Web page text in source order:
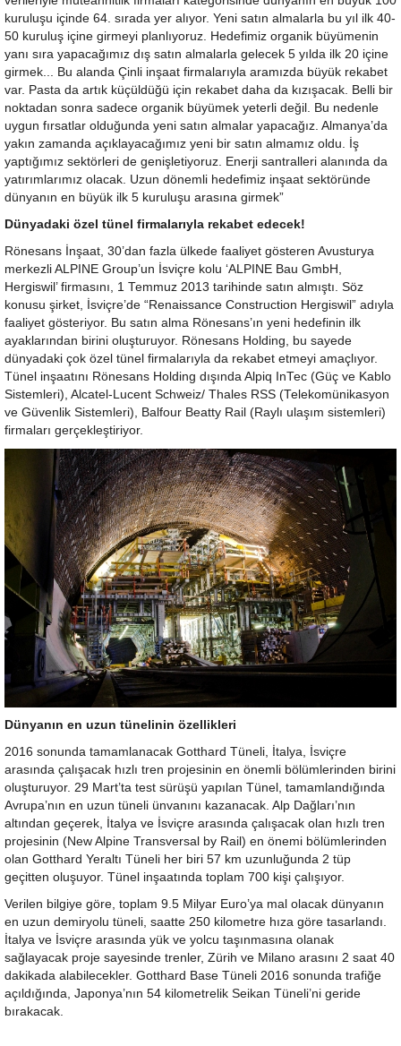
kuruluşu içinde 64. sırada yer alıyor. Yeni satın almalarla bu yıl ilk 40-
50 kuruluş içine girmeyi planlıyoruz. Hedefimiz organik büyümenin
yanı sıra yapacağımız dış satın almalarla gelecek 5 yılda ilk 20 içine
girmek... Bu alanda Çinli inşaat firmalarıyla aramızda büyük rekabet
var. Pasta da artık küçüldüğü için rekabet daha da kızışacak. Belli bir
noktadan sonra sadece organik büyümek yeterli değil. Bu nedenle
uygun fırsatlar olduğunda yeni satın almalar yapacağız. Almanya’da
yakın zamanda açıklayacağımız yeni bir satın almamız oldu. İş
yaptığımız sektörleri de genişletiyoruz. Enerji santralleri alanında da
yatırımlarımız olacak. Uzun dönemli hedefimiz inşaat sektöründe
dünyanın en büyük ilk 5 kuruluşu arasına girmek”
Dünyadaki özel tünel firmalarıyla rekabet edecek!
Rönesans İnşaat, 30’dan fazla ülkede faaliyet gösteren Avusturya
merkezli ALPINE Group’un İsviçre kolu ‘ALPINE Bau GmbH,
Hergiswil’ firmasını, 1 Temmuz 2013 tarihinde satın almıştı. Söz
konusu şirket, İsviçre’de “Renaissance Construction Hergiswil” adıyla
faaliyet gösteriyor. Bu satın alma Rönesans’ın yeni hedefinin ilk
ayaklarından birini oluşturuyor. Rönesans Holding, bu sayede
dünyadaki çok özel tünel firmalarıyla da rekabet etmeyi amaçlıyor.
Tünel inşaatını Rönesans Holding dışında Alpiq InTec (Güç ve Kablo
Sistemleri), Alcatel-Lucent Schweiz/ Thales RSS (Telekomünikasyon
ve Güvenlik Sistemleri), Balfour Beatty Rail (Raylı ulaşım sistemleri)
firmaları gerçekleştiriyor.
Dünyanın en uzun tünelinin özellikleri
2016 sonunda tamamlanacak Gotthard Tüneli, İtalya, İsviçre
arasında çalışacak hızlı tren projesinin en önemli bölümlerinden birini
oluşturuyor. 29 Mart’ta test sürüşü yapılan Tünel, tamamlandığında
Avrupa’nın en uzun tüneli ünvanını kazanacak. Alp Dağları’nın
altından geçerek, İtalya ve İsviçre arasında çalışacak olan hızlı tren
projesinin (New Alpine Transversal by Rail) en önemi bölümlerinden
olan Gotthard Yeraltı Tüneli her biri 57 km uzunluğunda 2 tüp
geçitten oluşuyor. Tünel inşaatında toplam 700 kişi çalışıyor.
Verilen bilgiye göre, toplam 9.5 Milyar Euro’ya mal olacak dünyanın
en uzun demiryolu tüneli, saatte 250 kilometre hıza göre tasarlandı.
İtalya ve İsviçre arasında yük ve yolcu taşınmasına olanak
sağlayacak proje sayesinde trenler, Zürih ve Milano arasını 2 saat 40
dakikada alabilecekler. Gotthard Base Tüneli 2016 sonunda trafiğe
açıldığında, Japonya’nın 54 kilometrelik Seikan Tüneli’ni geride
bırakacak.